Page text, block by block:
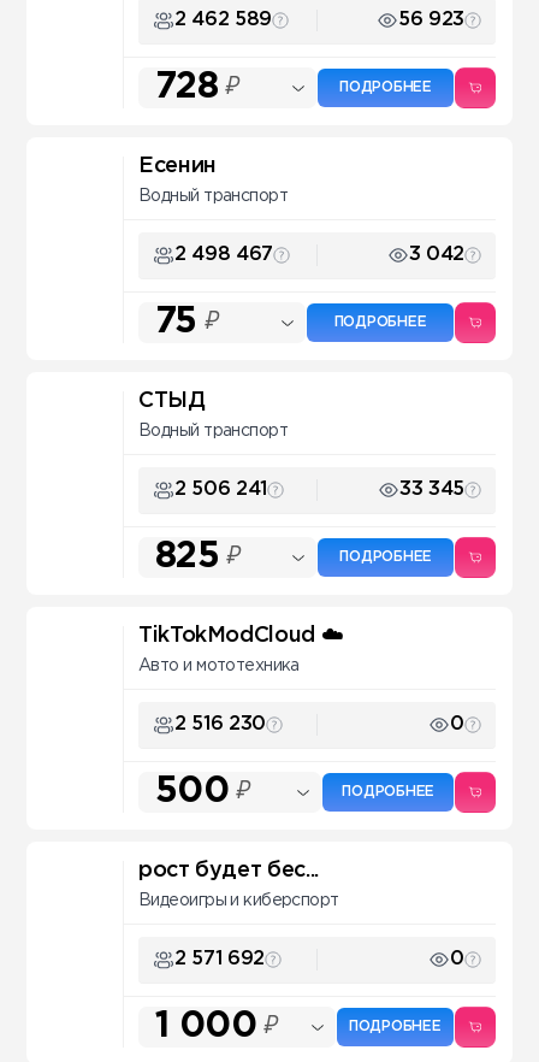
2 462 589 56 923
728 ₽ ПОДРОБНЕЕ
Есенин
Водный транспорт
2 498 467 3 042
75 ₽ ПОДРОБНЕЕ
СТЫД
Водный транспорт
2 506 241 33 345
825 ₽ ПОДРОБНЕЕ
TikTokModCloud ☁️
Авто и мототехника
2 516 230 0
500 ₽ ПОДРОБНЕЕ
рост будет бес...
Видеоигры и киберспорт
2 571 692 0
1 000 ₽ ПОДРОБНЕЕ